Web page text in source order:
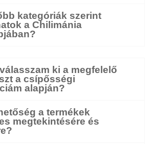
kategóriák szerint
a Chilimánia
ki a megfelelő
a csípősségi
alapján?
a termékek
megtekintésére és